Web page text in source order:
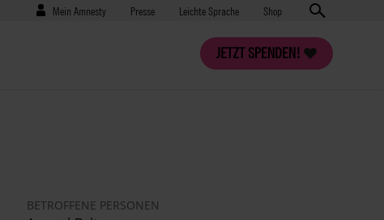
Benutzermenü
Mein Amnesty Presse
Presse Leichte Sprache Shop
JETZT SPENDEN!
BETROFFENE PERSONEN